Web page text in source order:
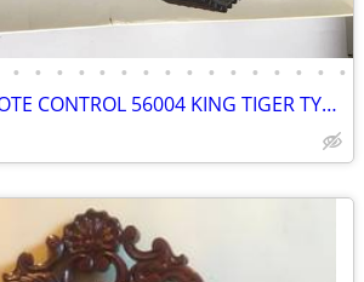
• • • • • • • • • • • • • • • •
TAMIYA 1/16 REMOTE CONTROL 56004 KING TIGER TYPE VI GERMAN TANK RADIO